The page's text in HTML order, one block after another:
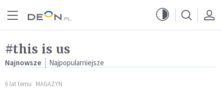
#this is us
Najnowsze Najpopularniejsze
6 lat temu MAGAZYN